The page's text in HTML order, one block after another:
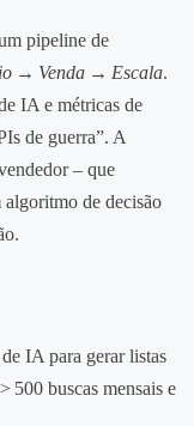
pipeline de
→ Venda → Escala.
IA e métricas de
de guerra”. A
– que
algoritmo de decisão
IA para gerar listas
500 buscas mensais e